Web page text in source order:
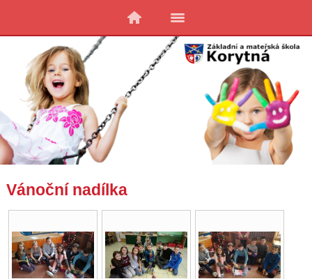
Vánoční nadílka